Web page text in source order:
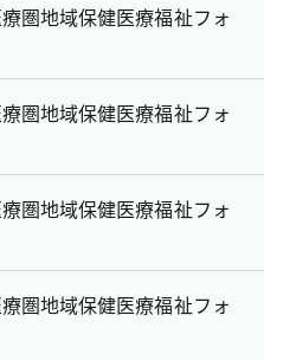
圏地域保健医療福祉フォ
圏地域保健医療福祉フォ
圏地域保健医療福祉フォ
圏地域保健医療福祉フォ